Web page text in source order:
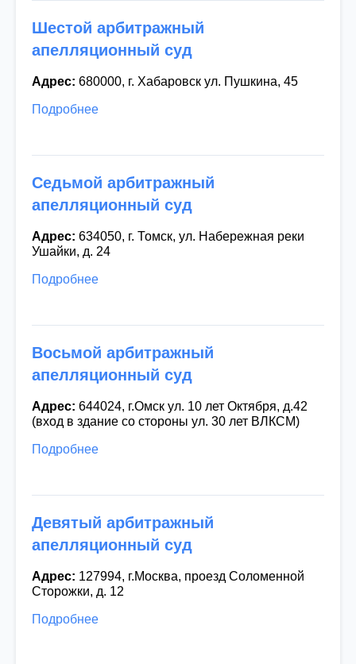
Шестой арбитражный
апелляционный суд
Адрес: 680000, г. Хабаровск ул. Пушкина, 45
Подробнее
Седьмой арбитражный
апелляционный суд
Адрес: 634050, г. Томск, ул. Набережная реки
Ушайки, д. 24
Подробнее
Восьмой арбитражный
апелляционный суд
Адрес: 644024, г.Омск ул. 10 лет Октября, д.42
(вход в здание со стороны ул. 30 лет ВЛКСМ)
Подробнее
Девятый арбитражный
апелляционный суд
Адрес: 127994, г.Москва, проезд Соломенной
Сторожки, д. 12
Подробнее